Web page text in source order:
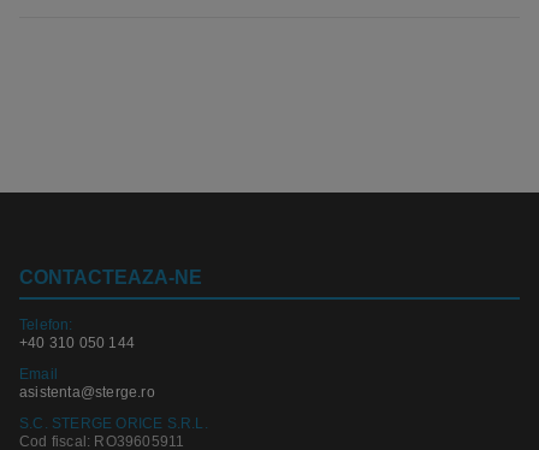
CONTACTEAZA-NE
Telefon:
+40 310 050 144
Email
asistenta@sterge.ro
S.C. STERGE ORICE S.R.L.
Cod fiscal: RO39605911